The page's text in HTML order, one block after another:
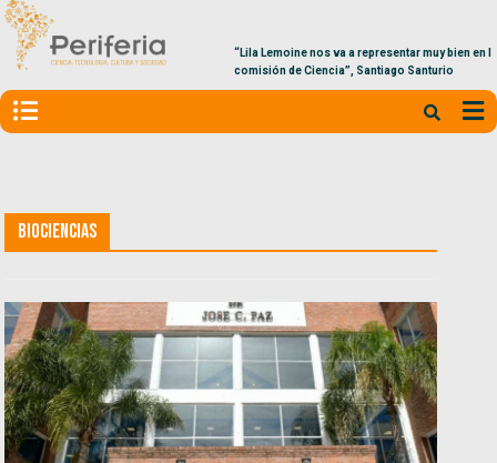
“Lila Lemoine nos va a representar muy bien en la
comisión de Ciencia”, Santiago Santurio
Biociencias